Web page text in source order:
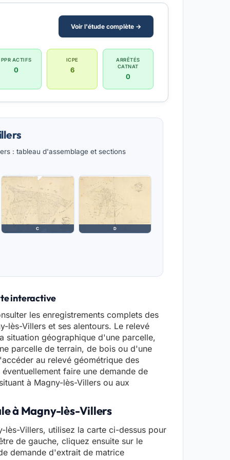
Voir l'étude complète →
PPR ACTIFS
0
ICPE
6
ARRÊTÉS
CATNAT
0
: tableau d'assemblage et sections
C D
interactive
les enregistrements complets des
lès-Villers et ses alentours. Le relevé
situation géographique d'une parcelle,
parcelle de terrain, de bois ou d'une
au relevé géométrique des
faire une demande de
à Magny-lès-Villers ou aux
à Magny-lès-Villers
Villers, utilisez la carte ci-dessus pour
de gauche, cliquez ensuite sur le
demande d'extrait de matrice